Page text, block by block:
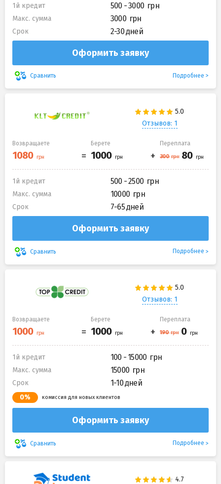
1й кредит 500 - 3000
Макс. сумма 3000
Срок 2-30 дней
Оформить заявку
Сравнить Подробнее
Отзывов: 1
Возвращаете Берете Переплата
1й кредит 500 - 2500
Макс. сумма 10000
Срок 7-65 дней
Оформить заявку
Сравнить Подробнее
Отзывов: 1
Возвращаете Берете Переплата
1й кредит 100 - 15000
Макс. сумма 15000
Срок 1-10 дней
0% комиссия для новых клиентов
Оформить заявку
Сравнить Подробнее